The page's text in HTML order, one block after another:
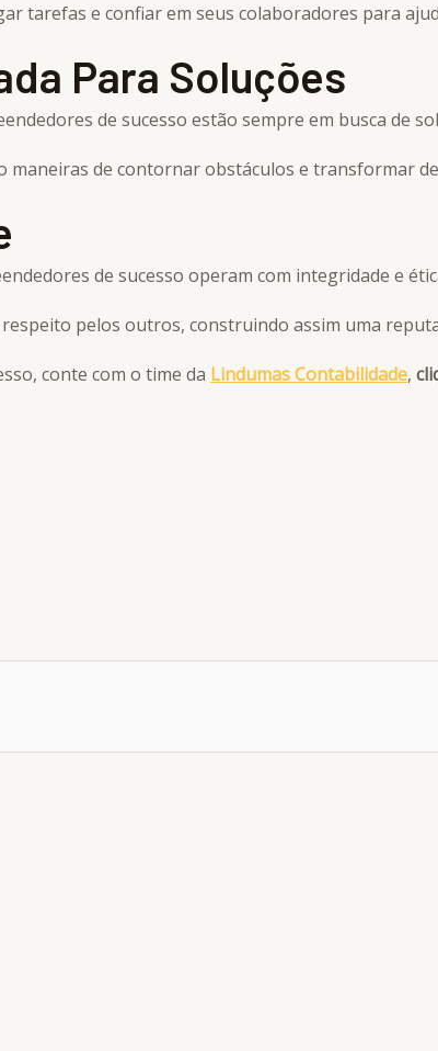
tarefas e confiar em seus colaboradores para
Para Soluções
de sucesso estão sempre em busca de
maneiras de contornar obstáculos e transformar
de sucesso operam com integridade e
pelos outros, construindo assim uma
conte com o time da LindumasContabilidade,